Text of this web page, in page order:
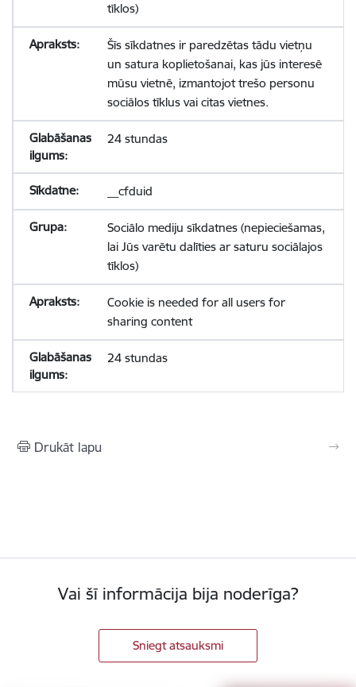
tīklos)
Šīs sīkdatnes ir paredzētas tādu vietņu
un satura koplietošanai, kas jūs interesē
mūsu vietnē, izmantojot trešo personu
sociālos tīklus vai citas vietnes.
24 stundas
__cfduid
Sociālo mediju sīkdatnes (nepieciešamas,
lai Jūs varētu dalīties ar saturu sociālajos
tīklos)
Cookie is needed for all users for
sharing content
24 stundas
Drukāt lapu
Vai šī informācija bija noderīga?
Sniegt atsauksmi